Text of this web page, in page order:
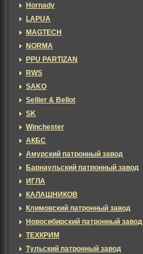
Hornady
LAPUA
MAGTECH
NORMA
PPU PARTIZAN
RWS
SAKO
Sellier & Bellot
SK
Winchester
АКБС
Амурский патронный завод
Барнаульский патронный завод
ИГЛА
КАЛАШНИКОВ
Климовский патронный завод
Новосибирский патронный завод
ТЕХКРИМ
Тульский патронный завод